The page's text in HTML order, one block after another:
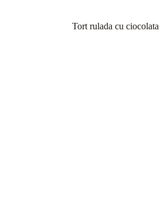
Tort rulada cu ciocolata